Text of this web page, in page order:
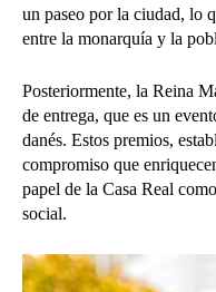
un paseo por la ciudad, lo
entre la monarquía y la
Posteriormente, la Reina
de entrega, que es un
danés. Estos premios,
compromiso que
papel de la Casa Real
social.